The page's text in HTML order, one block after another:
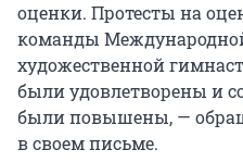
оценки. Протесты на
команды
художественной
были удовлетворены и
были повышены, —
в своем письме.